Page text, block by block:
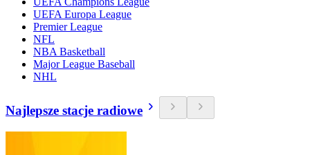
UEFA Europa League
Premier League
NFL
NBA Basketball
Major League Baseball
NHL
Najlepsze stacje radiowe